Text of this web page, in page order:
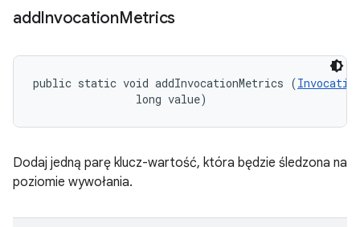
addInvocationMetrics
public static void addInvocationMetrics (
                long value)
Dodaj jedną parę klucz-wartość, która będzie śledzona na
poziomie wywołania.